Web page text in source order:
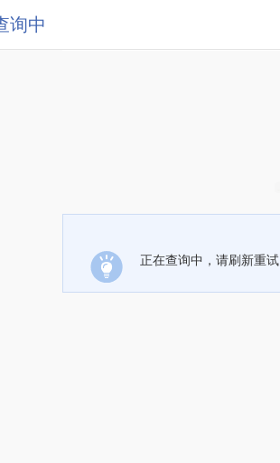
询中
正在查询中，请刷新重试